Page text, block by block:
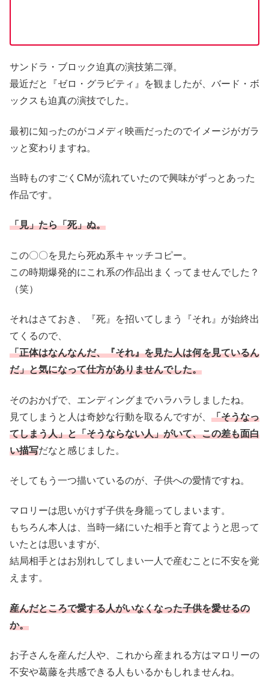
サンドラ・ブロック迫真の演技第二弾。
最近だと『ゼロ・グラビティ』を観ましたが、バード・ボ
ックスも迫真の演技でした。
最初に知ったのがコメディ映画だったのでイメージがガラ
ッと変わりますね。
当時ものすごくCMが流れていたので興味がずっとあった
作品です。
「見」たら「死」ぬ。
この〇〇を見たら死ぬ系キャッチコピー。
この時期爆発的にこれ系の作品出まくってませんでした？
（笑）
それはさておき、『死』を招いてしまう『それ』が始終出
てくるので、
「正体はなんなんだ、『それ』を見た人は何を見ているん
だ」と気になって仕方がありませんでした。
そのおかげで、エンディングまでハラハラしましたね。
見てしまうと人は奇妙な行動を取るんですが、 「そうなっ
てしまう人」と「そうならない人」がいて、この差も面白
い描写だなと感じました。
そしてもう一つ描いているのが、子供への愛情ですね。
マロリーは思いがけず子供を身籠ってしまいます。
もちろん本人は、当時一緒にいた相手と育てようと思って
いたとは思いますが、
結局相手とはお別れしてしまい一人で産むことに不安を覚
えます。
産んだところで愛する人がいなくなった子供を愛せるの
か。
お子さんを産んだ人や、これから産まれる方はマロリーの
不安や葛藤を共感できる人もいるかもしれませんね。